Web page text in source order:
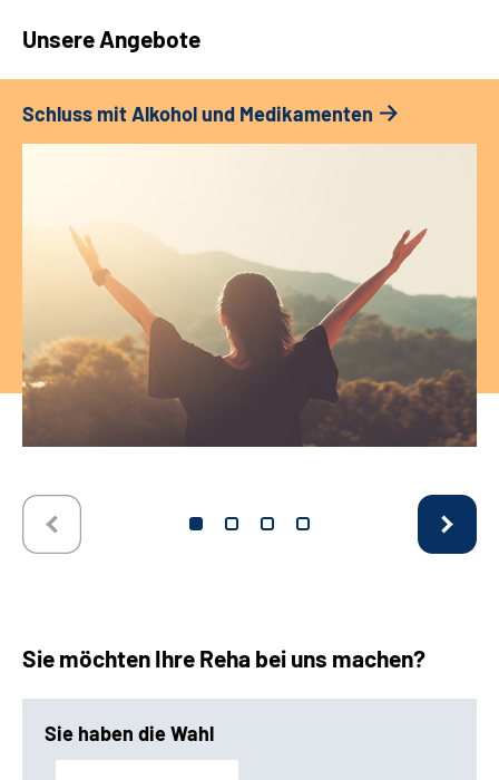
Unsere Angebote
Schluss mit Alkohol und Medikamenten
Sie möchten Ihre Reha bei uns machen?
Sie haben die Wahl